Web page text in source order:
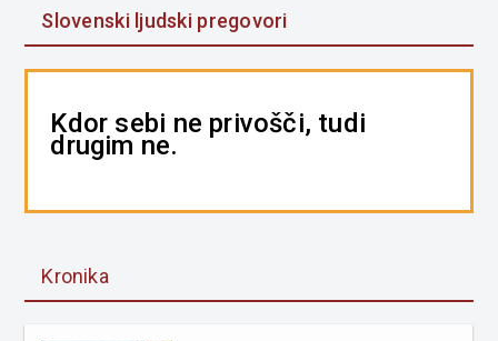
Slovenski ljudski pregovori
Kdor sebi ne privošči, tudi
drugim ne.
Kronika